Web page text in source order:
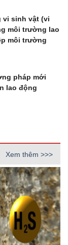
vi sinh vật (vi
môi trường lao
môi trường
pháp mới
lao động
Xem thêm >>>